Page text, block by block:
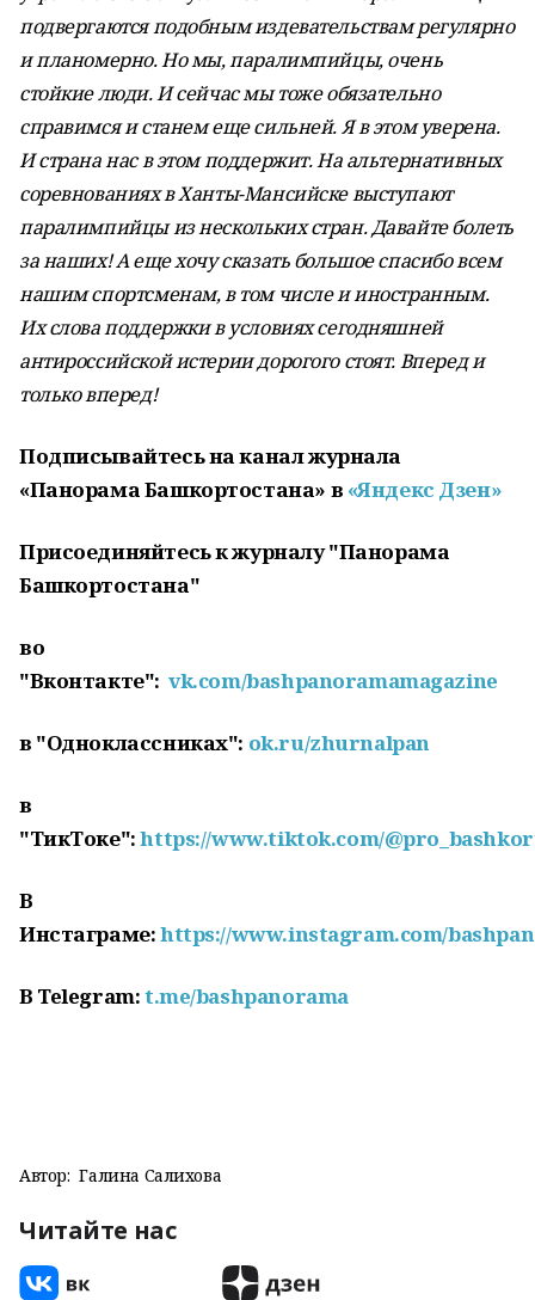
подвергаются подобным издевательствам регулярно
и планомерно. Но мы, паралимпийцы, очень
стойкие люди. И сейчас мы тоже обязательно
справимся и станем еще сильней. Я в этом уверена.
И страна нас в этом поддержит. На альтернативных
соревнованиях в Ханты-Мансийске выступают
паралимпийцы из нескольких стран. Давайте болеть
за наших! А еще хочу сказать большое спасибо всем
нашим спортсменам, в том числе и иностранным.
Их слова поддержки в условиях сегодняшней
антироссийской истерии дорогого стоят. Вперед и
только вперед!
Подписывайтесь на канал журнала
«Панорама Башкортостана» в «Яндекс Дзен»
Присоединяйтесь к журналу "Панорама
Башкортостана"
во
"Вконтакте":vk.com/bashpanoramamagazine
в "Одноклассниках": ok.ru/zhurnalpan
в
"ТикТоке":https://www.tiktok.com/
В
Инстаграме:https://www.instagram.com/
В Telegram:t.me/bashpanorama
Автор: Галина Салихова
Читайте нас